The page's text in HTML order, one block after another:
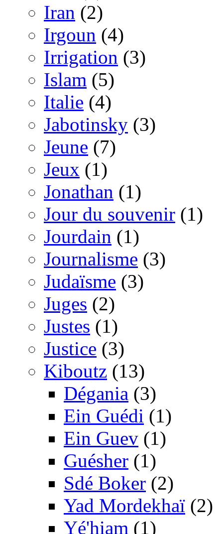
Iran (2)
Irgoun (4)
Irrigation (3)
Islam (5)
Italie (4)
Jabotinsky (3)
Jeune (7)
Jeux (1)
Jonathan (1)
Jour du souvenir (1)
Jourdain (1)
Journalisme (3)
Judaïsme (3)
Juges (2)
Justes (1)
Justice (3)
Kiboutz (13)
Dégania (3)
Ein Guédi (1)
Ein Guev (1)
Guésher (1)
Sdé Boker (2)
Yad Mordekhaï (2)
Yé'hiam (1)